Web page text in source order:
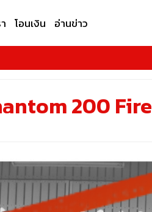
โอนเงิน อ่านข่าว
200 Fire